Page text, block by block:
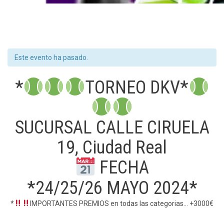
Este evento ha pasado.
*
TORNEO DKV*
SUCURSAL CALLE CIRUELA
19, Ciudad Real
FECHA
*24/25/26 MAYO 2024*
*
IMPORTANTES PREMIOS en todas las categorias… +3000€